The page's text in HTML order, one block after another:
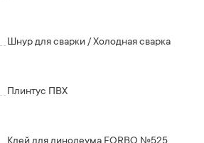
Шнур для сварки / Холодная сварка
Плинтус ПВХ